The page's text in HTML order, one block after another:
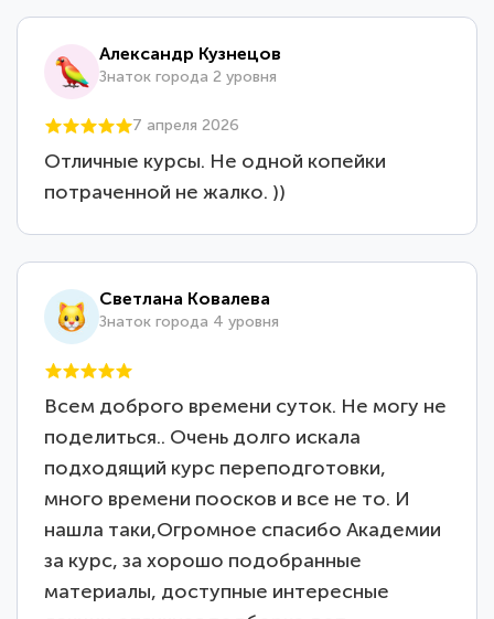
Александр Кузнецов
Знаток города 2 уровня
7 апреля 2026
Отличные курсы. Не одной копейки
потраченной не жалко. ))
Светлана Ковалева
Знаток города 4 уровня
Всем доброго времени суток. Не могу не
поделиться.. Очень долго искала
подходящий курс переподготовки,
много времени поосков и все не то. И
нашла таки,Огромное спасибо Академии
за курс, за хорошо подобранные
материалы, доступные интересные